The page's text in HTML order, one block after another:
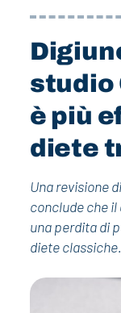
studio
è più
diete
Una revisione
conclude che
una perdita di
diete classiche.